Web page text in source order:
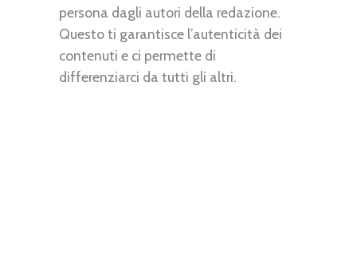
persona dagli autori della redazione.
Questo ti garantisce l’autenticità dei
contenuti e ci permette di
differenziarci da tutti gli altri.